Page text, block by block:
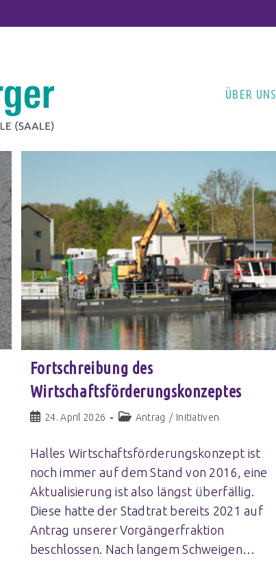
ÜBER UNS
Fortschreibung des
Wirtschaftsförderungskonzeptes
24. April 2026 Antrag / Initiativen
Halles Wirtschaftsförderungskonzept ist
noch immer auf dem Stand von 2016, eine
Aktualisierung ist also längst überfällig.
Diese hatte der Stadtrat bereits 2021 auf
Antrag unserer Vorgängerfraktion
beschlossen. Nach langem Schweigen…